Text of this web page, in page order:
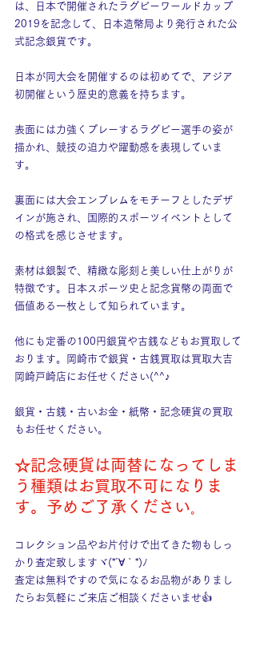
は、日本で開催されたラグビーワールドカップ
2019を記念して、日本造幣局より発行された公
式記念銀貨です。
日本が同大会を開催するのは初めてで、アジア
初開催という歴史的意義を持ちます。
表面には力強くプレーするラグビー選手の姿が
描かれ、競技の迫力や躍動感を表現していま
す。
裏面には大会エンブレムをモチーフとしたデザ
インが施され、国際的スポーツイベントとして
の格式を感じさせます。
素材は銀製で、精緻な彫刻と美しい仕上がりが
特徴です。日本スポーツ史と記念貨幣の両面で
価値ある一枚として知られています。
他にも定番の100円銀貨や古銭などもお買取して
おります。岡崎市で銀貨・古銭買取は買取大吉
岡崎戸崎店にお任せください(^^♪
銀貨・古銭・古いお金・紙幣・記念硬貨の買取
もお任せください。
☆記念硬貨は両替になってしま
う種類はお買取不可になりま
す。予めご了承ください。
コレクション品やお片付けで出てきた物もしっ
かり査定致しますヾ(*´∀｀*)ﾉ
査定は無料ですので気になるお品物がありまし
たらお気軽にご来店ご相談くださいませ👍